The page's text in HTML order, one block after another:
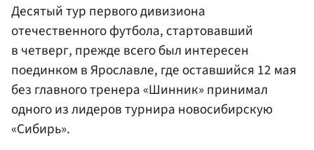
Десятый тур первого дивизиона
отечественного футбола, стартовавший
в четверг, прежде всего был интересен
поединком в Ярославле, где оставшийся 12 мая
без главного тренера «Шинник» принимал
одного из лидеров турнира новосибирскую
«Сибирь».